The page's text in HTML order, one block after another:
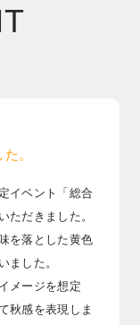
。
イベント「総合
ただきました。
を落とした黄色
ました。
メージを想定
秋感を表現しま